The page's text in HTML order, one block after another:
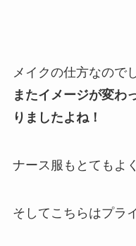
メイクの仕方なので
またイメージが変わ
りましたよね！
ナース服もとてもよ
そしてこちらはプラ